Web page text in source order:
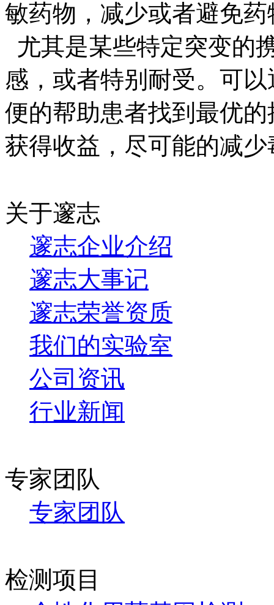
敏药物，减少或者避免
尤其是某些特定突变的
感，或者特别耐受。可
便的帮助患者找到最优
获得收益，尽可能的减
关于邃志
邃志企业介绍
邃志大事记
邃志荣誉资质
我们的实验室
公司资讯
行业新闻
专家团队
专家团队
检测项目